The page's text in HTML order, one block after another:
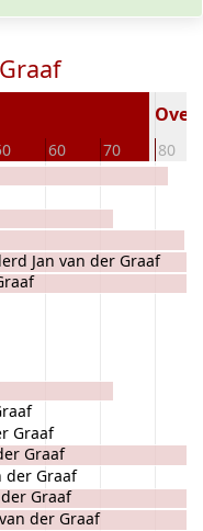
60 70 80
Graaf
Graaf
der Graaf
Graaf
der Graaf
Jan van der Graaf